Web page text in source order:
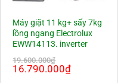
Máy giặt 11 kg+ sấy 7kg
lồng ngang Electrolux
EWW14113. inverter
19.600.000₫
Giá
16.790.000₫Giá